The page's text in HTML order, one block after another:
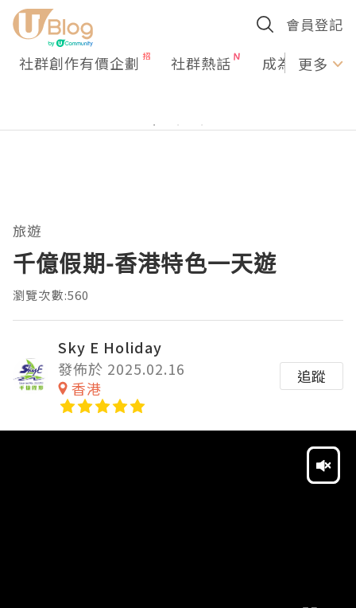
會員登記
社群創作有價企劃 社群熱話 成為U更多
旅遊
千億假期-香港特色一天遊
瀏覽次數:560
Sky E Holiday
發佈於 2025.02.16
香港
追蹤